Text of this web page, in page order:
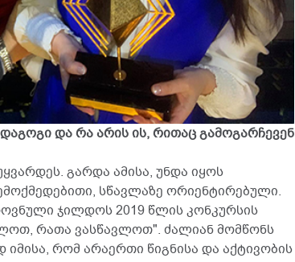
და რა არის ის, რითაც გამოგარჩევენ
გარდა ამისა, უნდა იყოს
სწავლაზე ორიენტირებული.
ჯილდოს 2019 წლის კონკურსის
რათა ვასწავლოთ". ძალიან მომწონს
რომ არაერთი წიგნისა და აქტივობის